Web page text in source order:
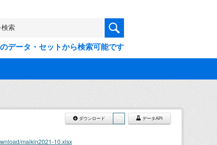
データ・セットから検索可能です
ダウンロード データAPI
maikin2021-10.xlsx